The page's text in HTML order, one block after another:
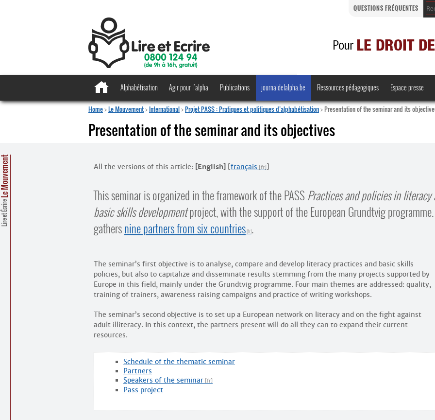
QUESTIONS FRÉQUENTES
Alphabétisation Agir pour l’alpha Publications journaldelalpha.be Ressources pédagogiques Espace presse
Home>Le Mouvement>International>Projet PASS : Pratiques et politiques d’alphabétisation>Presentation of the seminar and its
Presentation of the seminar and its objectives
Lire et Écrire
All the versions of this article: [English] [français ]
This seminar is organized in the framework of the PASS Practices and policies in literacy
basic skills developmentproject, with the support of the European Grundtvig
gathersnine partners from six countries .
The seminar’s first objective is to analyse, compare and develop literacy practices and basic skills
policies, but also to capitalize and disseminate results stemming from the many projects supported by
Europe in this field, mainly under the Grundtvig programme. Four main themes are addressed: quality,
training of trainers, awareness raising campaigns and practice of writing workshops.
The seminar’s second objective is to set up a European network on literacy and on the fight against
adult illiteracy. In this context, the partners present will do all they can to expand their current
resources.
Schedule of the thematic seminar
Partners
Speakers of the seminar
Pass project